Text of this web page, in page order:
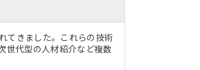
てきました。これらの技術
世代型の人材紹介など複数